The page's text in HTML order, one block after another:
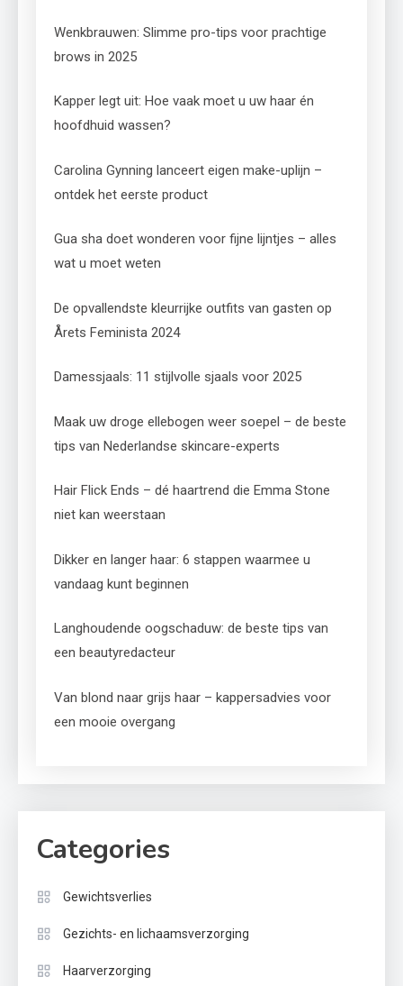
Wenkbrauwen: Slimme pro-tips voor prachtige
brows in 2025
Kapper legt uit: Hoe vaak moet u uw haar én
hoofdhuid wassen?
Carolina Gynning lanceert eigen make-uplijn –
ontdek het eerste product
Gua sha doet wonderen voor fijne lijntjes – alles
wat u moet weten
De opvallendste kleurrijke outfits van gasten op
Årets Feminista 2024
Damessjaals: 11 stijlvolle sjaals voor 2025
Maak uw droge ellebogen weer soepel – de beste
tips van Nederlandse skincare-experts
Hair Flick Ends – dé haartrend die Emma Stone
niet kan weerstaan
Dikker en langer haar: 6 stappen waarmee u
vandaag kunt beginnen
Langhoudende oogschaduw: de beste tips van
een beautyredacteur
Van blond naar grijs haar – kappersadvies voor
een mooie overgang
Categories
Gewichtsverlies
Gezichts- en lichaamsverzorging
Haarverzorging